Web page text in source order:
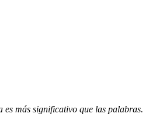
es más significativo que las palabras.